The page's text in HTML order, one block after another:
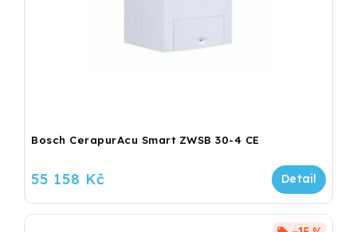
Bosch CerapurAcu Smart ZWSB 30-4 CE
55 158 Kč